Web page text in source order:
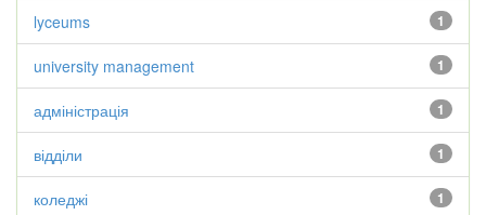
1
lyceums
1
university management
1
адміністрація
1
відділи
1
коледжі